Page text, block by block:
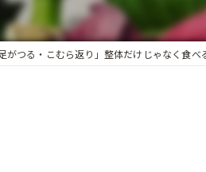
眼精疲労
足がつる・こむら返り」整体だけじゃなく食べ